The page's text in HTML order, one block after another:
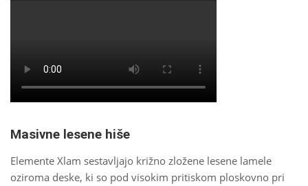
Masivne lesene hiše
Elemente Xlam sestavljajo križno zložene lesene lamele
oziroma deske, ki so pod visokim pritiskom ploskovno pri